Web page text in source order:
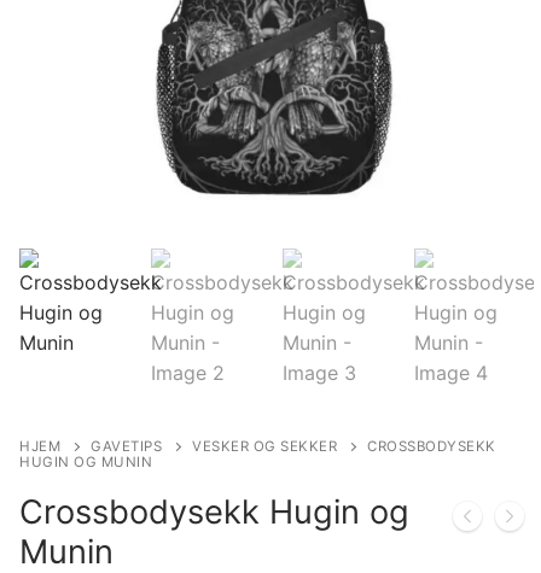
HJEM GAVETIPS VESKER OG SEKKER
CROSSBODYSEKK
HUGIN OG MUNIN
Crossbodysekk Hugin og
Munin